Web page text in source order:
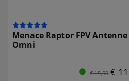
Menace Raptor FPV Antenne
Omni
€ 15,50 €